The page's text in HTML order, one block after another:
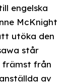
engelska
McKnight
utöka den
står
främst från
av